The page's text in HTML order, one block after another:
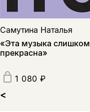
Самутина Наталья
«Эта музыка слишком
прекрасна»
1 080 ₽
<